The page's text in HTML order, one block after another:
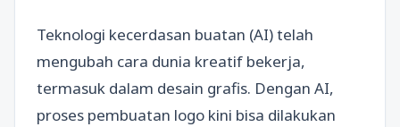
Teknologi kecerdasan buatan (AI) telah
mengubah cara dunia kreatif bekerja,
termasuk dalam desain grafis. Dengan AI,
proses pembuatan logo kini bisa dilakukan